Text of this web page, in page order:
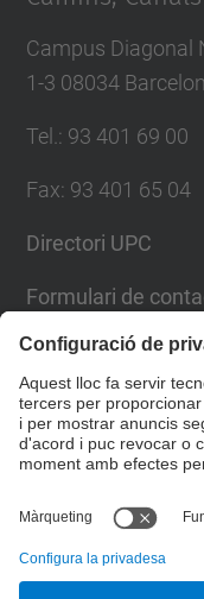
Campus Diagonal
1-3 08034
Tel. : 93 401 69 00
Fax: 93 401 65 04
Directori UPC
Formulari de
© UPCEscola Tècnica
Canals i Ports de